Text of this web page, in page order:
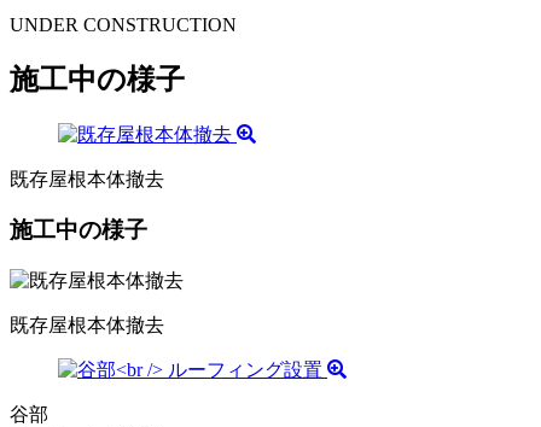
UNDER CONSTRUCTION
施工中の様子
既存屋根本体撤去
施工中の様子
既存屋根本体撤去
谷部